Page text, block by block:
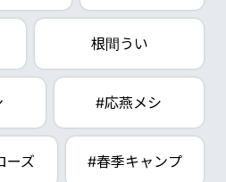
根間うい
#応燕メシ
ーズ #春季キャンプ